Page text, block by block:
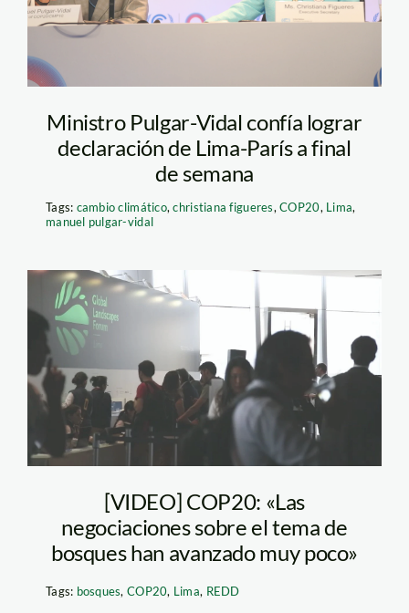
Ministro Pulgar-Vidal confía lograr
declaración de Lima-París a final
de semana
Tags: cambio climático,christiana figueres,COP20, Lima,
manuel pulgar-vidal
portada video copia
[VIDEO] COP20: «Las
negociaciones sobre el tema de
bosques han avanzado muy poco»
Tags: bosques,COP20, Lima, REDD